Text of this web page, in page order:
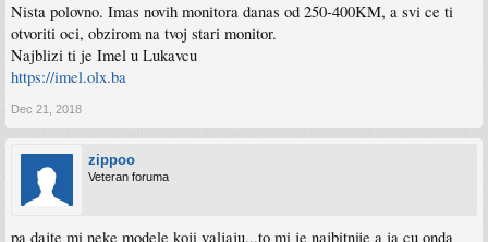
Nista polovno. Imas novih monitora danas od 250-400KM, a svi ce ti
otvoriti oci, obzirom na tvoj stari monitor.
Najblizi ti je Imel u Lukavcu
https://imel.olx.ba
Dec 21, 2018
zippoo
Veteran foruma
pa dajte mi neke modele koji valjaju...to mi je najbitnije a ja cu onda